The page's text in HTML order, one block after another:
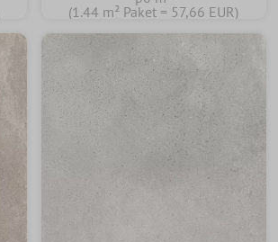
(1.44 m² Paket = 57,66 EUR)